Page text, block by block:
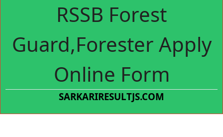
RSSB Forest
Guard,Forester Apply
Online Form
SARKARIRESULTJS.COM